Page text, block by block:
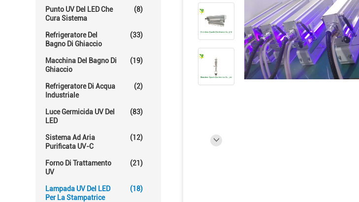
Punto UV Del LED Che
Cura Sistema
(8)
Refrigeratore Del
Bagno Di Ghiaccio
(33)
Macchina Del Bagno Di
Ghiaccio
(19)
Refrigeratore Di Acqua
Industriale
(2)
Luce Germicida UV Del
LED
(83)
Sistema Ad Aria
Purificata UV-C
(12)
Forno Di Trattamento
UV
(21)
Lampada UV Del LED
Per La Stampatrice
(18)